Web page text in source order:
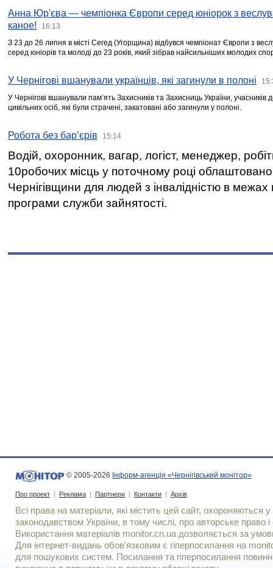
Анна Юр'єва — чемпіонка Європи серед юніорок з
каное!
16:13
З 23 до 26 липня в місті Сегед (Угорщина) відбувся чемпіонат Європи з
серед юніорів та молоді до 23 років, який зібрав найсильніших молодих
У Чернігові вшанували українців, які загинули в полоні
У Чернігові вшанували пам’ять Захисників та Захисниць України,
цивільних осіб, які були страчені, закатовані або загинули у полоні.
Робота без бар’єрів 15:14
Водій, охоронник, вагар, логіст, менеджер,
10робочих місць у поточному році
Чернігівщини для людей з інвалідністю в межах
програми служби зайнятості.
© 2005-2026 Інформ-агенція «Чернігівський монітор»
Про проект | Реклама | Партнери | Контакти | Архів
Всі права на матеріали, які містить цей сайт, охороняються у
законодавством України, в тому числі, про авторське право і
Використання матерiалiв monitor.cn.ua дозволяється за
Для iнтернет-видань обов'язковим є гiперпосилання на
для пошукових систем. Посилання та гіперпосилання